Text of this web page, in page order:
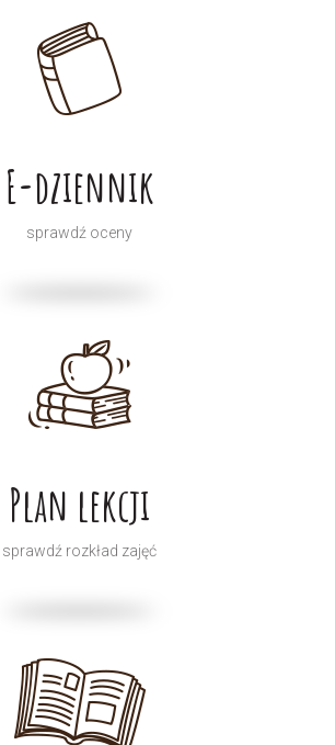
E-dziennik
sprawdź oceny
Plan lekcji
sprawdź rozkład zajęć